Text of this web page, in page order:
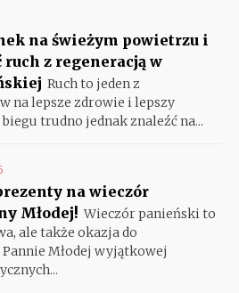
na świeżym powietrzu i
ruch z regeneracją w
Ruch to jeden z
na lepsze zdrowie i lepszy
trudno jednak znaleźć na...
na wieczór
Młodej! Wieczór panieński to
ale także okazja do
Młodej wyjątkowej